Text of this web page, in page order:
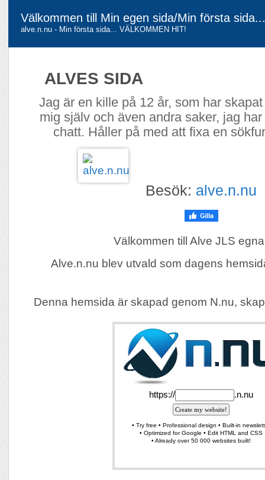
Välkommen till Min egen sida/Min första
alve.n.nu - Min första sida... VÄLKOMMEN HIT!
ALVES SIDA
Jag är en kille på 12 år, som har
mig själv och även andra saker, jag
chatt. Håller på med att fixa en
Besök: alve.n.nu
Välkommen till Alve JLS
Alve.n.nu blev utvald som dagens
Denna hemsida är skapad genom N.nu,